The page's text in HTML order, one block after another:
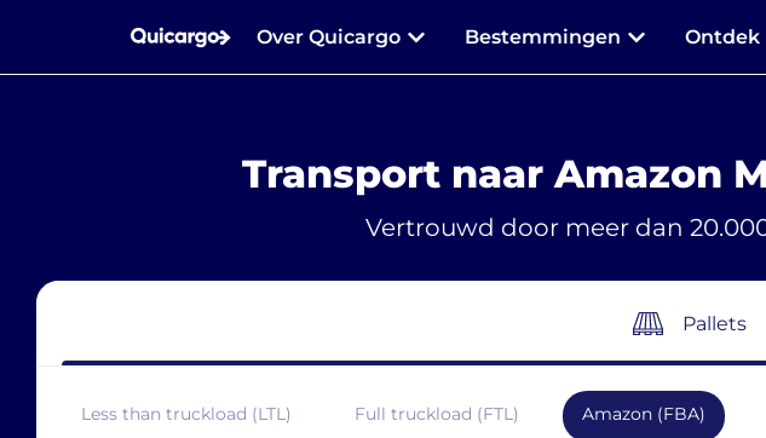
Over Quicargo Bestemmingen Ontdek
Transport naar Amazon
Vertrouwd door meer dan
Pallets
Less than truckload (LTL) Full truckload (FTL) Amazon (FBA)